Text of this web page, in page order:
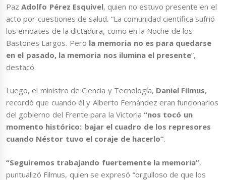
PazAdolfo Pérez Esquivel, quien no estuvo presente en el
acto por cuestiones de salud. “La comunidad científica sufrió
los embates de la dictadura, como en la Noche de los
Bastones Largos. Pero la memoria no es para quedarse
en el pasado, la memoria nos ilumina el presente”,
destacó.
Luego, el ministro de Ciencia y Tecnología, Daniel Filmus,
recordó que cuando él y Alberto Fernández eran funcionarios
del gobierno del Frente para la Victoria“nos tocó un
momento histórico: bajar el cuadro de los represores
cuando Néstor tuvo el coraje de hacerlo”.
“Seguiremos trabajando fuertemente la memoria”,
puntualizó Filmus, quien se expresó “orgulloso de que los